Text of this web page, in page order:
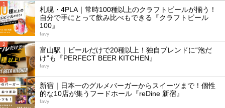
1
札幌・4PLA｜常時100種以上のクラフトビールが揃う！
自分で手にとって飲み比べもできる『クラフトビール
100』
favy
2
富山駅｜ビールだけで20種以上！独自ブレンドに“泡だ
け”も『PERFECT BEER KITCHEN』
favy
3
新宿｜日本一のグルメバーガーからスイーツまで！個性
的な10店が集うフードホール『reDine 新宿』
favy